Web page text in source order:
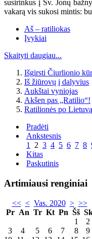
susirinkus į Šv. Jonų
vakarą vis sukosi mintis:
Aš – ratiliokas
Įvykiai
Skaityti daugiau...
Išgirsti Čiurlionio
Iš žiūrovų į dalyvius
Aukštai vyniojas
Akšen pas „Ratilio“!
Ratilionės po Lietuvą
Pradėti
Ankstesnis
1 2 3 4 5 6 7 8
Kitas
Paskutinis
Artimiausi renginiai
<< < Vas. 2020 > >>
Pr An Tr Kt Pn Šš
1
2
3
4 5 6 7 8
9